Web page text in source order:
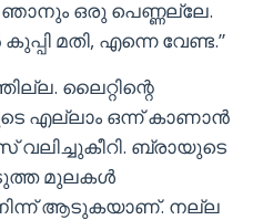
ഒരു പെണ്ണല്ലേ.
മതി, എന്നെ വേണ്ട.”
ലൈറ്റിന്റെ
എല്ലാം ഒന്ന് കാണാൻ
ബ്രായുടെ
മുലകൾ
നിന്ന് ആടുകയാണ്. നല്ല